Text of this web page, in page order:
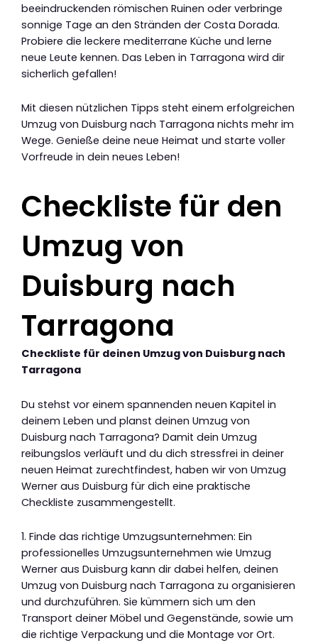
beeindruckenden römischen Ruinen oder verbringe
sonnige Tage an den Stränden der Costa Dorada.
Probiere die leckere mediterrane Küche und lerne
neue Leute kennen. Das Leben in Tarragona wird dir
sicherlich gefallen!
Mit diesen nützlichen Tipps steht einem erfolgreichen
Umzug von Duisburg nach Tarragona nichts mehr im
Wege. Genieße deine neue Heimat und starte voller
Vorfreude in dein neues Leben!
Checkliste für den
Umzug von
Duisburg nach
Tarragona
Checkliste für deinen Umzug von Duisburg nach
Tarragona
Du stehst vor einem spannenden neuen Kapitel in
deinem Leben und planst deinen Umzug von
Duisburg nach Tarragona? Damit dein Umzug
reibungslos verläuft und du dich stressfrei in deiner
neuen Heimat zurechtfindest, haben wir von Umzug
Werner aus Duisburg für dich eine praktische
Checkliste zusammengestellt.
1. Finde das richtige Umzugsunternehmen: Ein
professionelles Umzugsunternehmen wie Umzug
Werner aus Duisburg kann dir dabei helfen, deinen
Umzug von Duisburg nach Tarragona zu organisieren
und durchzuführen. Sie kümmern sich um den
Transport deiner Möbel und Gegenstände, sowie um
die richtige Verpackung und die Montage vor Ort.